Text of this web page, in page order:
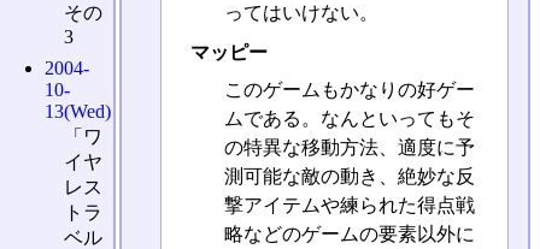
ってはいけない。
マッピー
このゲームもかなりの好ゲー
ムである。なんといってもそ
の特異な移動方法、適度に予
測可能な敵の動き、絶妙な反
撃アイテムや練られた得点戦
略などのゲームの要素以外に
その
3
2004-
10-
13(Wed)
「ワ
イヤ
レス
トラ
ベル